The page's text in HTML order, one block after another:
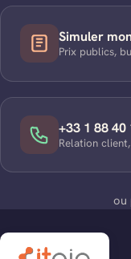
Simuler
Prix publics,
+33 1 88 40
Relation
ou